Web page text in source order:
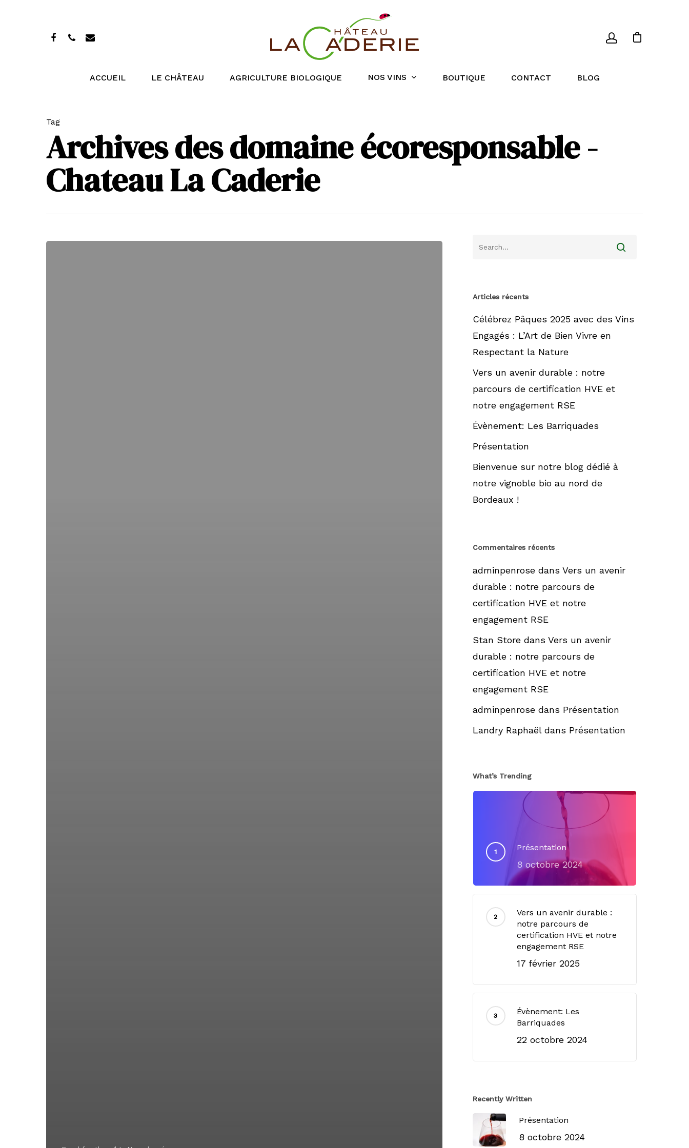
ACCUEIL LE CHÂTEAU AGRICULTURE BIOLOGIQUE NOS VINS BOUTIQUE CONTACT BLOG
Tag
Archives des domaine écoresponsable -
Chateau La Caderie
Articles récents
Célébrez Pâques 2025 avec des Vins
Engagés : L’Art de Bien Vivre en
Respectant la Nature
Vers un avenir durable : notre
parcours de certification HVE et
notre engagement RSE
Évènement: Les Barriquades
Présentation
Bienvenue sur notre blog dédié à
notre vignoble bio au nord de
Bordeaux !
Commentaires récents
adminpenrosedans Vers un avenir
durable : notre parcours de
certification HVE et notre
engagement RSE
Stan Storedans Vers un avenir
durable : notre parcours de
certification HVE et notre
engagement RSE
adminpenrosedans Présentation
Landry Raphaëldans Présentation
What’s Trending
Présentation
8 octobre 2024
Vers un avenir durable :
notre parcours de
certification HVE et notre
engagement RSE
17 février 2025
Évènement: Les
Barriquades
22 octobre 2024
Recently Written
Présentation
8 octobre 2024